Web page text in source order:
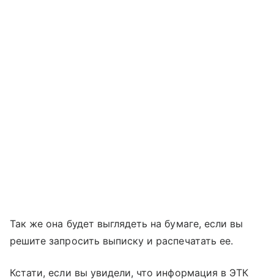
Так же она будет выглядеть на бумаге, если вы
решите запросить выписку и распечатать ее.
Кстати, если вы увидели, что информация в ЭТК